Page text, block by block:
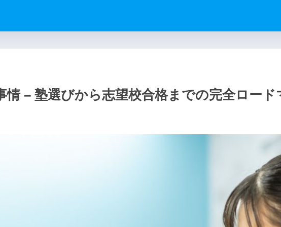
情 – 塾選びから志望校合格までの完全ロード